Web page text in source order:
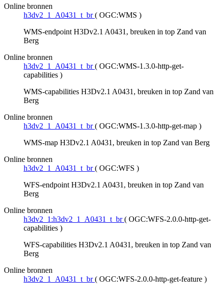
Online bronnen
h3dv2_1_A0431_t_br ( OGC:WMS )
WMS-endpoint H3Dv2.1 A0431, breuken in top Zand van
Berg
Online bronnen
h3dv2_1_A0431_t_br ( OGC:WMS-1.3.0-http-get-
capabilities )
WMS-capabilities H3Dv2.1 A0431, breuken in top Zand van
Berg
Online bronnen
h3dv2_1_A0431_t_br ( OGC:WMS-1.3.0-http-get-map )
WMS-map H3Dv2.1 A0431, breuken in top Zand van Berg
Online bronnen
h3dv2_1_A0431_t_br ( OGC:WFS )
WFS-endpoint H3Dv2.1 A0431, breuken in top Zand van
Berg
Online bronnen
h3dv2_1:h3dv2_1_A0431_t_br ( OGC:WFS-2.0.0-http-get-
capabilities )
WFS-capabilities H3Dv2.1 A0431, breuken in top Zand van
Berg
Online bronnen
h3dv2_1_A0431_t_br ( OGC:WFS-2.0.0-http-get-feature )